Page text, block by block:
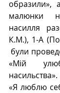
образили»,
малюнки
насилля
К.М.), 1-А
були
«Мій
«Я люблю